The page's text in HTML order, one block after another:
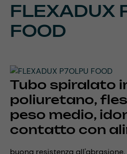
FLEXADUX
FOOD
Tubo spiralato
poliuretano,
peso medio,
contatto con
buona resistenza